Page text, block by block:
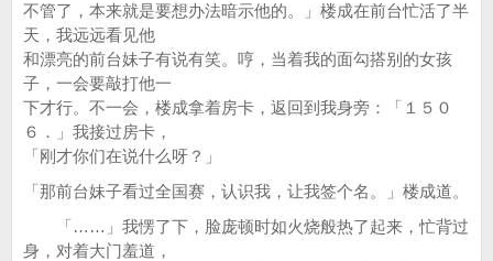
不管了，本来就是要想办法暗示他的。」楼成在前台忙活了半
天，我远远看见他
和漂亮的前台妹子有说有笑。哼，当着我的面勾搭别的女孩
子，一会要敲打他一
下才行。不一会，楼成拿着房卡，返回到我身旁：「１５０
６．」我接过房卡，
「刚才你们在说什么呀？」
「那前台妹子看过全国赛，认识我，让我签个名。」楼成道。
「……」我愣了下，脸庞顿时如火烧般热了起来，忙背过
身，对着大门羞道，